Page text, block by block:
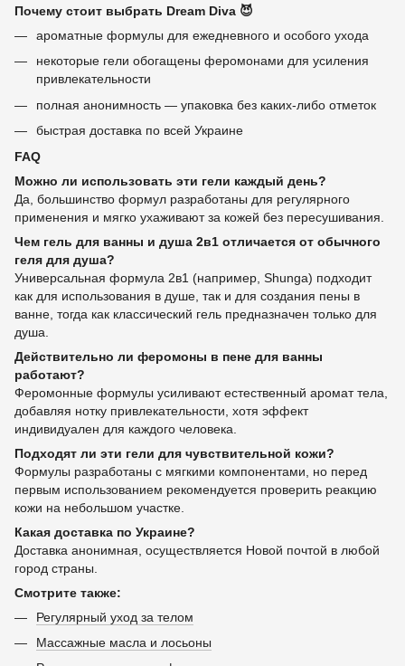
Почему стоит выбрать Dream Diva 😈
ароматные формулы для ежедневного и особого ухода
некоторые гели обогащены феромонами для усиления
привлекательности
полная анонимность — упаковка без каких-либо отметок
быстрая доставка по всей Украине
FAQ
Можно ли использовать эти гели каждый день?
Да, большинство формул разработаны для регулярного
применения и мягко ухаживают за кожей без пересушивания.
Чем гель для ванны и душа 2в1 отличается от обычного
геля для душа?
Универсальная формула 2в1 (например, Shunga) подходит
как для использования в душе, так и для создания пены в
ванне, тогда как классический гель предназначен только для
душа.
Действительно ли феромоны в пене для ванны
работают?
Феромонные формулы усиливают естественный аромат тела,
добавляя нотку привлекательности, хотя эффект
индивидуален для каждого человека.
Подходят ли эти гели для чувствительной кожи?
Формулы разработаны с мягкими компонентами, но перед
первым использованием рекомендуется проверить реакцию
кожи на небольшом участке.
Какая доставка по Украине?
Доставка анонимная, осуществляется Новой почтой в любой
город страны.
Смотрите также:
Регулярный уход за телом
Массажные масла и лосьоны